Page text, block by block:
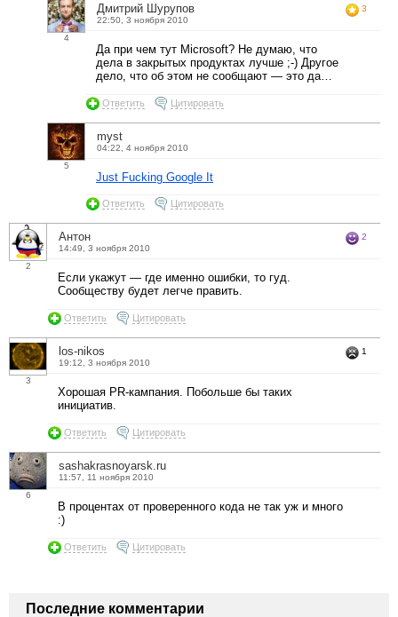
4
Дмитрий Шурупов
22:50, 3 ноября 2010
3
Да при чем тут Microsoft? Не думаю, что
дела в закрытых продуктах лучше ;-) Другое
дело, что об этом не сообщают — это да…
Ответить Цитировать
5
myst
04:22, 4 ноября 2010
Just Fucking Google It
Ответить Цитировать
2
Антон
14:49, 3 ноября 2010
2
Если укажут — где именно ошибки, то гуд.
Сообществу будет легче править.
Ответить Цитировать
3
los-nikos
19:12, 3 ноября 2010
1
Хорошая PR-кампания. Побольше бы таких
инициатив.
Ответить Цитировать
6
sashakrasnoyarsk.ru
11:57, 11 ноября 2010
В процентах от проверенного кода не так уж и много
:)
Ответить Цитировать
Последние комментарии